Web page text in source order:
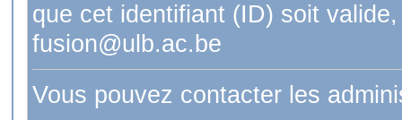
que cet identifiant (ID) soit
fusion@ulb.ac.be
Vous pouvez contacter les